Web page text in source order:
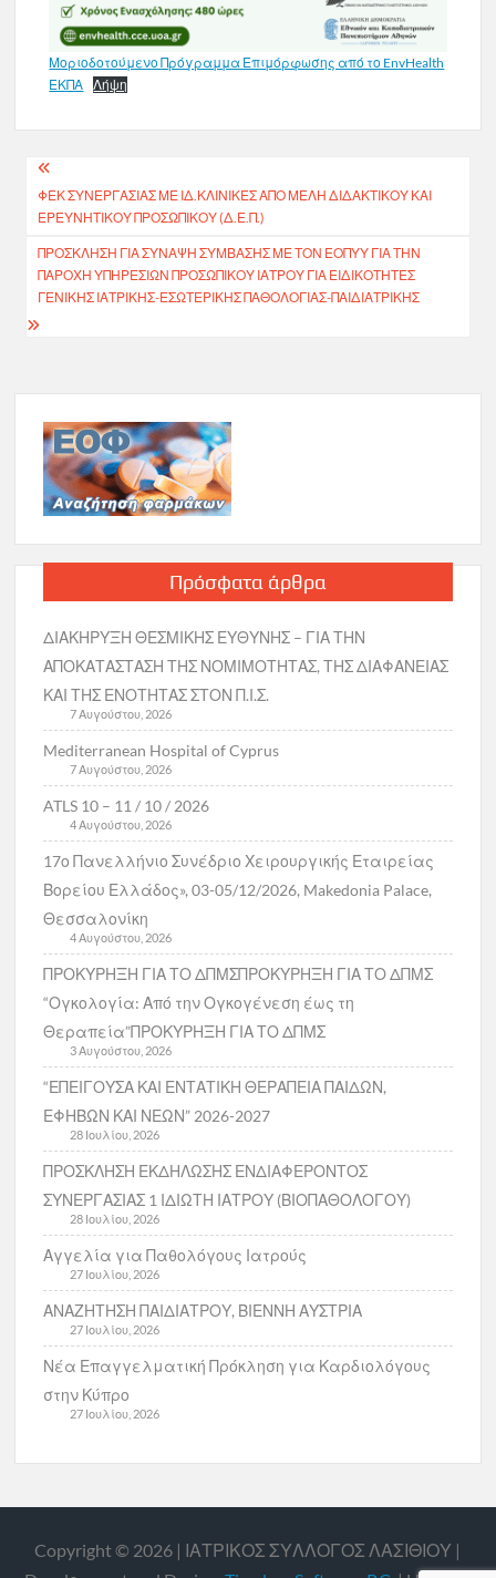
Μοριοδοτούμενο Πρόγραμμα Επιμόρφωσης από το EnvHealth
ΕΚΠΑ
Λήψη
Πλοήγηση
άρθρων
ΦΕΚ ΣΥΝΕΡΓΑΣΙΑΣ ΜΕ ΙΔ.ΚΛΙΝΙΚΕΣ ΑΠΟ ΜΕΛΗ ΔΙΔΑΚΤΙΚΟΥ ΚΑΙ
ΕΡΕΥΝΗΤΙΚΟΥ ΠΡΟΣΩΠΙΚΟΥ (Δ.Ε.Π.)
ΠΡΌΣΚΛΗΣΗ ΓΙΑ ΣΎΝΑΨΗ ΣΎΜΒΑΣΗΣ ΜΕ ΤΟΝ ΕΟΠΥΥ ΓΙΑ ΤΗΝ
ΠΑΡΟΧΉ ΥΠΗΡΕΣΙΏΝ ΠΡΟΣΩΠΙΚΟΎ ΙΑΤΡΟΎ ΓΙΑ ΕΙΔΙΚΌΤΗΤΕΣ
ΓΕΝΙΚΉΣ ΙΑΤΡΙΚΉΣ-ΕΣΩΤΕΡΙΚΉΣ ΠΑΘΟΛΟΓΊΑΣ-ΠΑΙΔΙΑΤΡΙΚΉΣ
Πρόσφατα άρθρα
ΔΙΑΚΗΡΥΞΗ ΘΕΣΜΙΚΗΣ ΕΥΘΥΝΗΣ – ΓΙΑ ΤΗΝ
ΑΠΟΚΑΤΑΣΤΑΣΗ ΤΗΣ ΝΟΜΙΜΟΤΗΤΑΣ, ΤΗΣ ΔΙΑΦΑΝΕΙΑΣ
ΚΑΙ ΤΗΣ ΕΝΟΤΗΤΑΣ ΣΤΟΝ Π.Ι.Σ.
7 Αυγούστου, 2026
Mediterranean Hospital of Cyprus
7 Αυγούστου, 2026
ATLS 10 – 11 / 10 / 2026
4 Αυγούστου, 2026
17ο Πανελλήνιο Συνέδριο Χειρουργικής Εταιρείας
Βορείου Ελλάδος», 03-05/12/2026, Makedonia Palace,
Θεσσαλονίκη
4 Αυγούστου, 2026
ΠΡΟΚΥΡΗΞΗ ΓΙΑ ΤΟ ΔΠΜΣΠΡΟΚΥΡΗΞΗ ΓΙΑ ΤΟ ΔΠΜΣ
“Ογκολογία: Από την Ογκογένεση έως τη
Θεραπεία”ΠΡΟΚΥΡΗΞΗ ΓΙΑ ΤΟ ΔΠΜΣ
3 Αυγούστου, 2026
“ΕΠΕΙΓΟΥΣΑ ΚΑΙ ΕΝΤΑΤΙΚΗ ΘΕΡΑΠΕΙΑ ΠΑΙΔΩΝ,
ΕΦΗΒΩΝ ΚΑΙ ΝΕΩΝ” 2026-2027
28 Ιουλίου, 2026
ΠΡΟΣΚΛΗΣΗ ΕΚΔΗΛΩΣΗΣ ΕΝΔΙΑΦΕΡΟΝΤΟΣ
ΣΥΝΕΡΓΑΣΙΑΣ 1 ΙΔΙΩΤΗ ΙΑΤΡΟΥ (ΒΙΟΠΑΘΟΛΟΓΟΥ)
28 Ιουλίου, 2026
Αγγελία για Παθολόγους Ιατρούς
27 Ιουλίου, 2026
ΑΝΑΖΗΤΗΣΗ ΠΑΙΔΙΑΤΡΟΥ, ΒΙΕΝΝΗ ΑΥΣΤΡΙΑ
27 Ιουλίου, 2026
Νέα Επαγγελματική Πρόκληση για Καρδιολόγους
στην Κύπρο
27 Ιουλίου, 2026
Copyright © 2026 | ΙΑΤΡΙΚΟΣ ΣΥΛΛΟΓΟΣ ΛΑΣΙΘΙΟΥ |